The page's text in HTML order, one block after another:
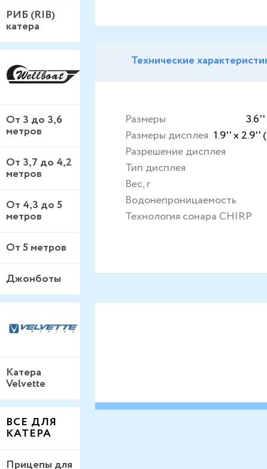
РИБ (RIB)
катера
От 3 до 3,6
метров
От 3,7 до 4,2
метров
От 4,3 до 5
метров
От 5 метров
Джонботы
Катера
Velvette
ВСЕ ДЛЯ
КАТЕРА
Прицепы для
Технические
Размеры
3.6''
Размеры дисплея 1.9'' x 2.9''
Разрешение дисплея
Тип дисплея
Вес, г
Водонепроницаемость
Технология сонара CHIRP